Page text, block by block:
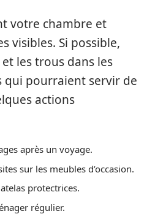
votre chambre et
visibles. Si possible,
les trous dans les
qui pourraient servir de
actions
après un voyage.
sur les meubles d’occasion.
protectrices.
régulier.